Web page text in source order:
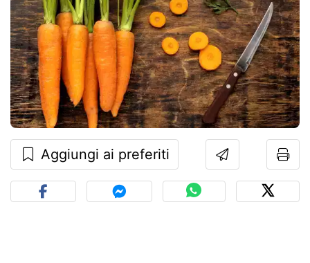
Aggiungi ai preferiti